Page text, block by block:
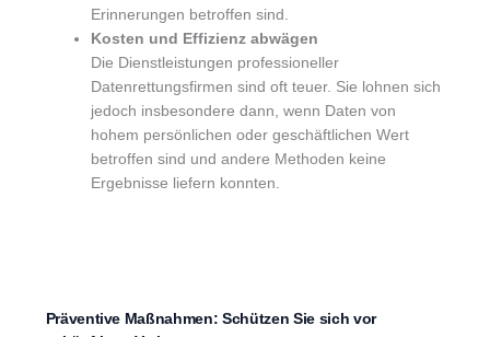
Erinnerungen betroffen sind.
Kosten und Effizienz abwägen
Die Dienstleistungen professioneller
Datenrettungsfirmen sind oft teuer. Sie lohnen sich
jedoch insbesondere dann, wenn Daten von
hohem persönlichen oder geschäftlichen Wert
betroffen sind und andere Methoden keine
Ergebnisse liefern konnten.
Präventive Maßnahmen: Schützen Sie sich vor